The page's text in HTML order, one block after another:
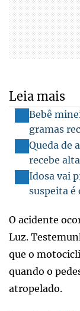
Leia mais
Bebê
gramas
Queda de
recebe
Idosa vai
suspeita é
O acidente
Luz.
que o
quando o
atropelado.